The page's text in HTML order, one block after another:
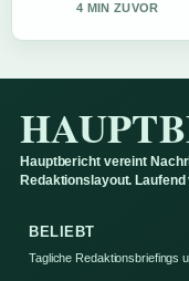
4 MIN ZUVOR
Hauptbericht vereint
Redaktionslayout.
BELIEBT
Tagliche Redaktionsbriefings